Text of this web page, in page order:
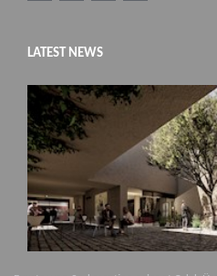
LATEST NEWS